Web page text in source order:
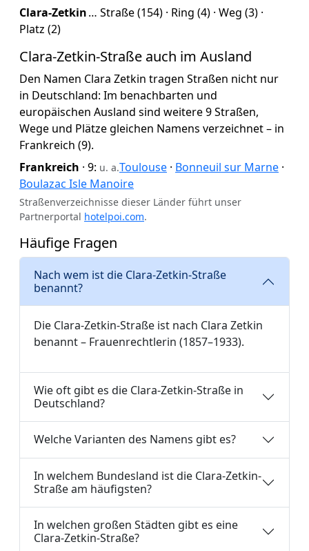
Clara-Zetkin… Straße (154) · Ring (4) · Weg (3) ·
Platz (2)
Clara-Zetkin-Straße auch im Ausland
Den Namen Clara Zetkin tragen Straßen nicht nur
in Deutschland: Im benachbarten und
europäischen Ausland sind weitere 9 Straßen,
Wege und Plätze gleichen Namens verzeichnet – in
Frankreich (9).
Frankreich · 9: u. a.Toulouse · Bonneuil sur Marne ·
Boulazac Isle Manoire
Straßenverzeichnisse dieser Länder führt unser
Partnerportal hotelpoi.com.
Häufige Fragen
Nach wem ist die Clara-Zetkin-Straße
benannt?
Die Clara-Zetkin-Straße ist nach Clara Zetkin
benannt – Frauenrechtlerin (1857–1933).
Wie oft gibt es die Clara-Zetkin-Straße in
Deutschland?
Welche Varianten des Namens gibt es?
In welchem Bundesland ist die Clara-Zetkin-
Straße am häufigsten?
In welchen großen Städten gibt es eine
Clara-Zetkin-Straße?